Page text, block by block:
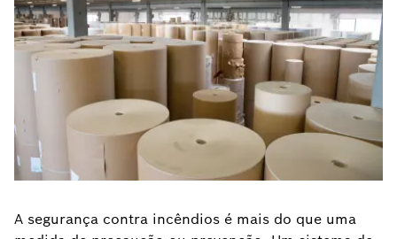
A segurança contra incêndios é mais do que uma